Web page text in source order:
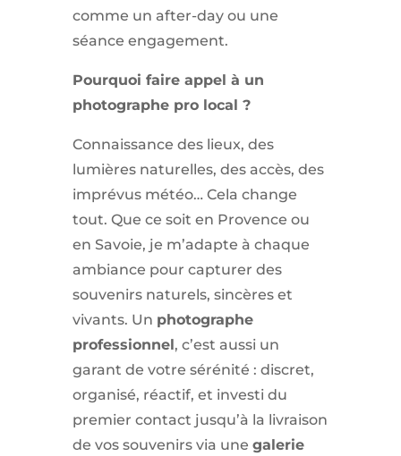
comme un after-day ou une
séance engagement.
Pourquoi faire appel à un
photographe pro local ?
Connaissance des lieux, des
lumières naturelles, des accès, des
imprévus météo… Cela change
tout. Que ce soit en Provence ou
en Savoie, je m’adapte à chaque
ambiance pour capturer des
souvenirs naturels, sincères et
vivants. Un photographe
professionnel, c’est aussi un
garant de votre sérénité : discret,
organisé, réactif, et investi du
premier contact jusqu’à la livraison
de vos souvenirs via une galerie